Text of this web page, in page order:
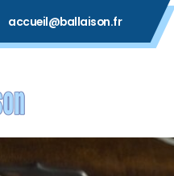
accueil@ballaison.fr